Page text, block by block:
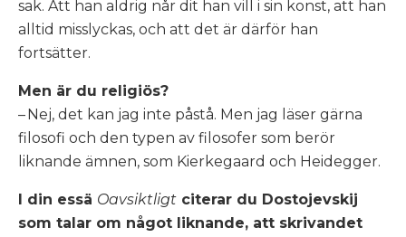
sak. Att han aldrig når dit han vill i sin konst, att han
alltid misslyckas, och att det är därför han
fortsätter.
Men är du religiös?
– Nej, det kan jag inte påstå. Men jag läser gärna
filosofi och den typen av filosofer som berör
liknande ämnen, som Kierkegaard och Heidegger.
I din essä Oavsiktligt citerar du Dostojevskij
som talar om något liknande, att skrivandet